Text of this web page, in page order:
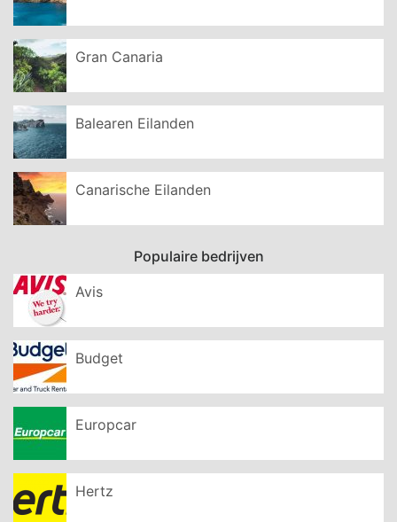
Gran Canaria
Balearen Eilanden
Canarische Eilanden
Populaire bedrijven
Avis
Budget
Europcar
Hertz